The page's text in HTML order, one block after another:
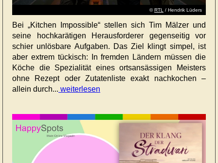
©RTL / Hendrik Lüders
Bei „Kitchen Impossible“ stellen sich Tim Mälzer und
seine hochkarätigen Herausforderer gegenseitig vor
schier unlösbare Aufgaben. Das Ziel klingt simpel, ist
aber extrem tückisch: In fremden Ländern müssen die
Köche die Spezialität eines ortsansässigen Meisters
ohne Rezept oder Zutatenliste exakt nachkochen –
allein durch... weiterlesen